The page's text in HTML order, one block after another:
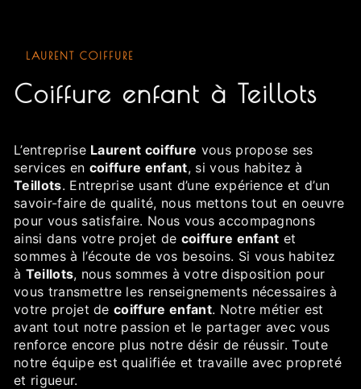
LAURENT COIFFURE
coiffure enfant à Teillots
L’entreprise Laurent coiffure vous propose ses
services en coiffure enfant, si vous habitez à
Teillots. Entreprise usant d’une expérience et d’un
savoir-faire de qualité, nous mettons tout en oeuvre
pour vous satisfaire. Nous vous accompagnons
ainsi dans votre projet de coiffure enfant et
sommes à l’écoute de vos besoins. Si vous habitez
à Teillots, nous sommes à votre disposition pour
vous transmettre les renseignements nécessaires à
votre projet decoiffure enfant. Notre métier est
avant tout notre passion et le partager avec vous
renforce encore plus notre désir de réussir. Toute
notre équipe est qualifiée et travaille avec propreté
et rigueur.